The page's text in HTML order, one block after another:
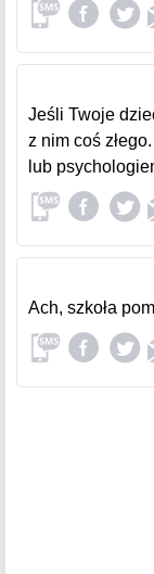
Jeśli Twoje
z nim coś
lub
Ach, szkoła